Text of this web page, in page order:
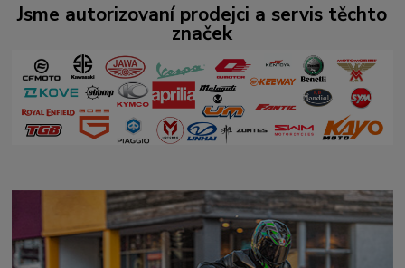
Jsme autorizovaní prodejci a servis těchto
značek